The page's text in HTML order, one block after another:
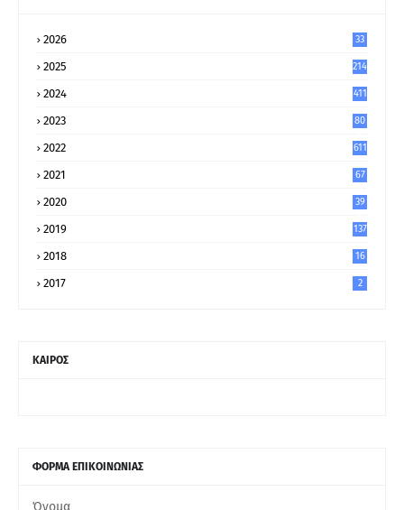
2026 33
2025 214
2024 411
2023
80
2022 611
2021
67
2020
39
2019 137
2018 16
2017 2
ΚΑΙΡΟΣ
ΦΟΡΜΑ ΕΠΙΚΟΙΝΩΝΙΑΣ
Όνομα